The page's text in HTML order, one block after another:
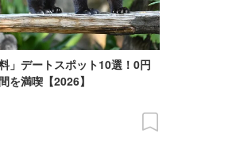
」デートスポット10選！0円
を満喫【2026】